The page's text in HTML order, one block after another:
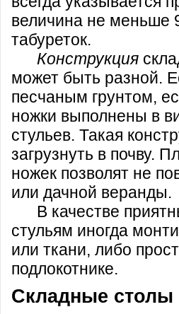
величина не меньше
табуреток.
Конструкция
может быть разной.
песчаным грунтом,
ножки выполнены в
стульев. Такая
загрузнуть в почву.
ножек позволят не
или дачной веранды.
В качестве
стульям иногда
или ткани, либо
подлокотнике.
Складные столы